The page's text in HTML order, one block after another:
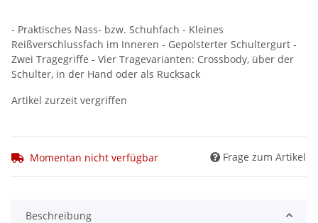
- Praktisches Nass- bzw. Schuhfach - Kleines
Reißverschlussfach im Inneren - Gepolsterter Schultergurt -
Zwei Tragegriffe - Vier Tragevarianten: Crossbody, über der
Schulter, in der Hand oder als Rucksack
Artikel zurzeit vergriffen
Momentan nicht verfügbar Frage zum Artikel
Beschreibung